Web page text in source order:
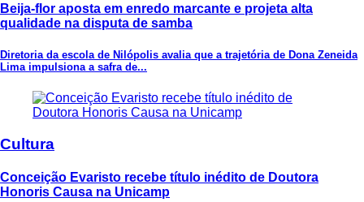
Beija-flor aposta em enredo marcante e projeta alta
qualidade na disputa de samba
Diretoria da escola de Nilópolis avalia que a trajetória de Dona Zeneida
Lima impulsiona a safra de...
Cultura
Conceição Evaristo recebe título inédito de Doutora
Honoris Causa na Unicamp